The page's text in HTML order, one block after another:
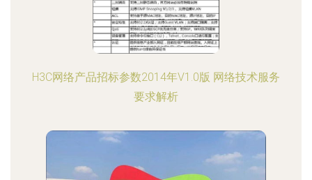
H3C网络产品招标参数2014年V1.0版 网络技术服务
要求解析